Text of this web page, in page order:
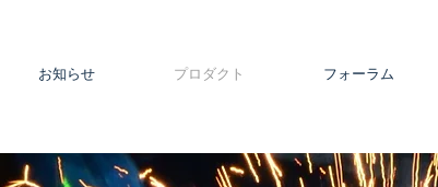
お知らせ プロダクト フォーラム